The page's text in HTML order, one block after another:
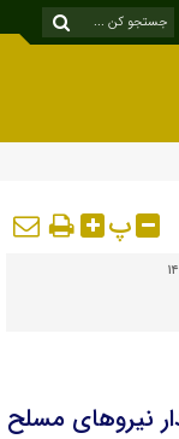
پ
نیروهای مسلح